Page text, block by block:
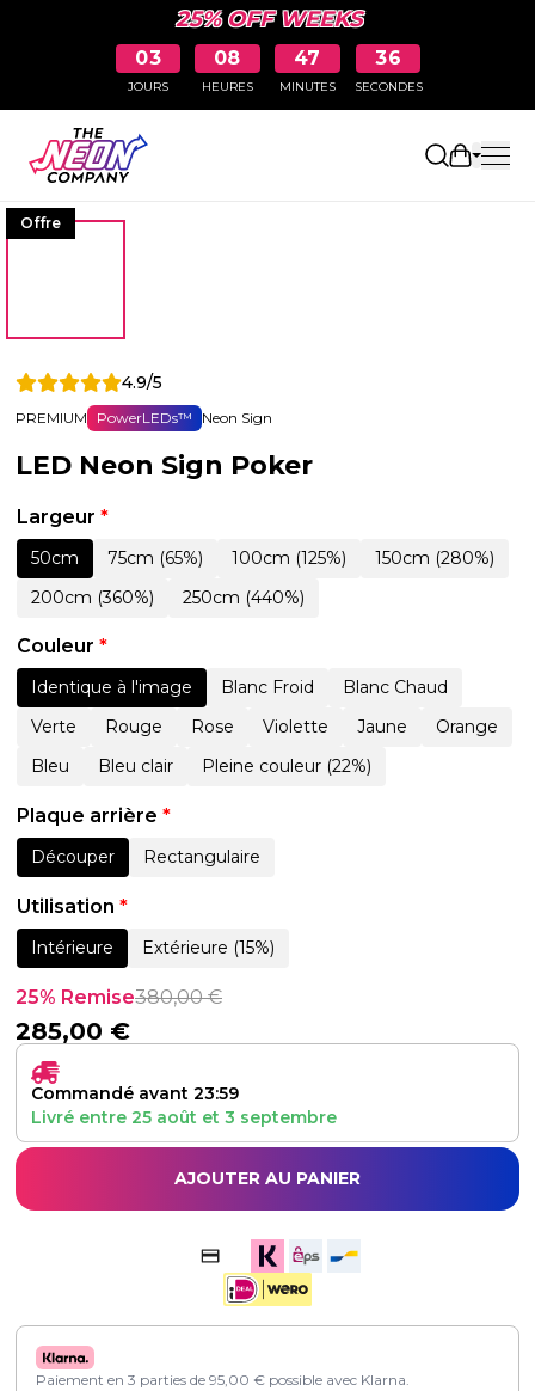
25% OFF WEEKS
03
JOURS
08
HEURES
47
MINUTES
35
SECONDES
Ouvrir
Offre
4.9/5
PREMIUM PowerLEDs™ Neon Sign
LED Neon Sign Poker
Largeur *
50cm 75cm (65%) 100cm (125%)
150cm (280%)
200cm (360%)
250cm (440%)
Couleur *
Identique à l'image Blanc Froid
Blanc Chaud
Verte
Rouge Rose Violette Jaune
Orange
Bleu
Bleu clair Pleine couleur (22%)
Plaque arrière *
Découper Rectangulaire
Utilisation *
Intérieure Extérieure (15%)
25% Remise380,00€
285,00 €
Commandé avant 23:59
Livré entre 25 août et 3 septembre
AJOUTER AU PANIER
Paiement en 3 parties de 95,00 € possible avec Klarna.